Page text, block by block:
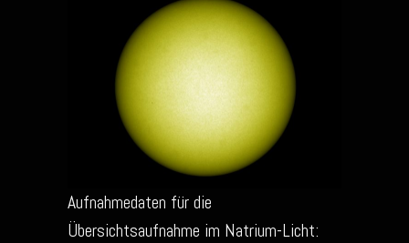
Aufnahmedaten für die
Übersichtsaufnahme im Natrium-Licht: